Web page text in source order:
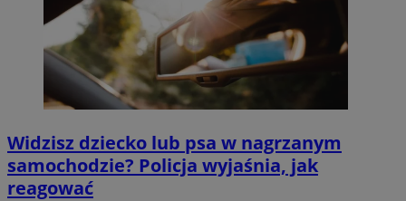
Widzisz dziecko lub psa w nagrzanym
samochodzie? Policja wyjaśnia, jak
reagować